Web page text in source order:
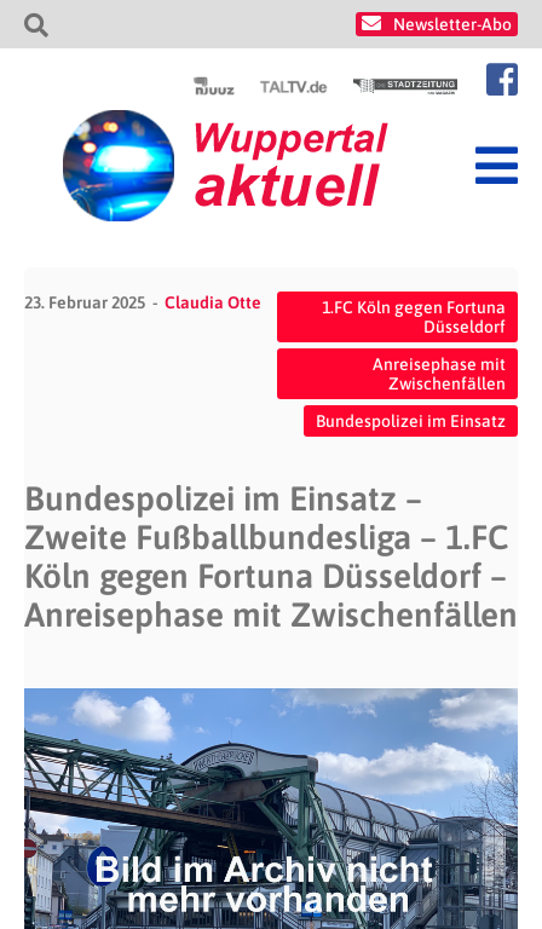
Newsletter-Abo
23. Februar 2025 Claudia Otte
1.FC Köln gegen Fortuna
Düsseldorf
Anreisephase mit
Zwischenfällen
Bundespolizei im Einsatz
Bundespolizei im Einsatz –
Zweite Fußballbundesliga – 1.FC
Köln gegen Fortuna Düsseldorf –
Anreisephase mit Zwischenfällen